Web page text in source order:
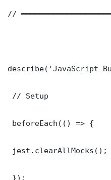
//
describe('JavaScript
// Setup
beforeEach(() => {
jest.clearAllMocks();
});